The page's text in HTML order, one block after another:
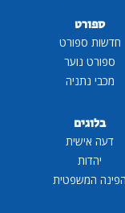
ספורט
חדשות ספורט
ספורט נוער
מכבי נתניה
בלוגים
דעה אישית
יהדות
הפינה המשפטית